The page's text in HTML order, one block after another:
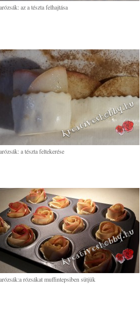
az a tészta felhajtása
a tészta feltekerése
rózsákat muffintepsiben sütjük